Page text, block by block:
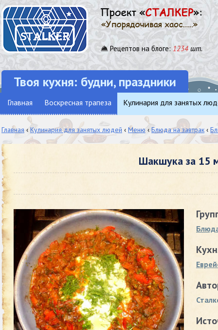
Рецептов на блоге:1234 шт.
Твоя кухня: будни, праздники
Главная Воскресная трапеза Кулинария для занятых
Главная ‹ Кулинария для занятых людей ‹ Меню ‹ Блюда на завтрак ‹
Шакшука за 15